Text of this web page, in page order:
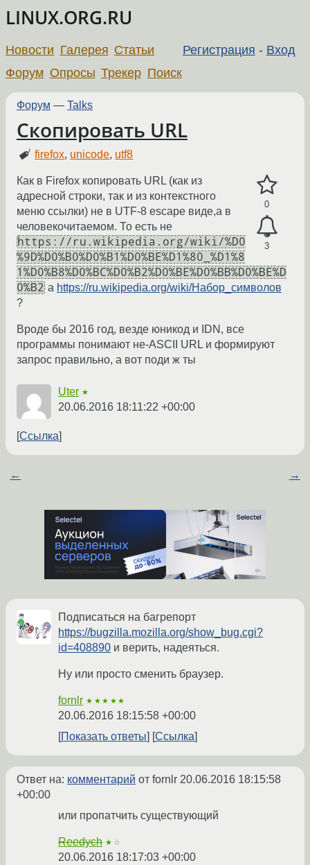
LINUX.ORG.RU
Регистрация - Вход
Новости Галерея Статьи
Форум Опросы Трекер Поиск
Форум — Talks
Скопировать URL
firefox, unicode, utf8
0
3
Как в Firefox копировать URL (как из
адресной строки, так и из контекстного
меню ссылки) не в UTF-8 escape виде,а в
человекочитаемом. То есть не
https://ru.wikipedia.org/wiki/%D0
%9D%D0%B0%D0%B1%D0%BE%D1%80_%D1%8
1%D0%B8%D0%BC%D0%B2%D0%BE%D0%BB%D0%BE%D
0%B2 а https://ru.wikipedia.org/wiki/Набор_символов
?
Вроде бы 2016 год, везде юникод и IDN, все
программы понимают не-ASCII URL и формируют
запрос правильно, а вот поди ж ты
Uter ★
20.06.2016 18:11:22 +00:00
Ссылка
← →
Подписаться на багрепорт
https://bugzilla.mozilla.org/show_bug.cgi?
id=408890 и верить, надеяться.
Ну или просто сменить браузер.
fornlr ★★★★★
20.06.2016 18:15:58 +00:00
Показать ответы
Ссылка
Ответ на: комментарий от fornlr 20.06.2016 18:15:58
+00:00
или пропатчить существующий
Reedych ★☆
20.06.2016 18:17:03 +00:00